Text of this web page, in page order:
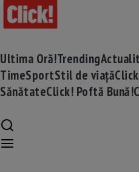
Ultima Oră!Trending
TimeSportStil de viață
SănătateClick! Poftă Bună!